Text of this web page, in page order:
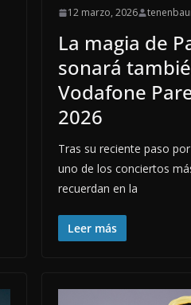
12 marzo, 2026
La magia de
sonará
Vodafone
2026
Tras su reciente paso
uno de los conciertos
recuerdan en la
Leer más